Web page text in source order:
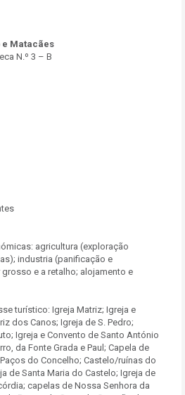
e Matacães
N.º 3 – B
agricultura (exploração
industria (panificação e
e a retalho; alojamento e
turístico: Igreja Matriz; Igreja e
dos Canos; Igreja de S. Pedro;
Igreja e Convento de Santo António
da Fonte Grada e Paul; Capela de
do Concelho; Castelo/ruínas do
de Santa Maria do Castelo; Igreja de
capelas de Nossa Senhora da